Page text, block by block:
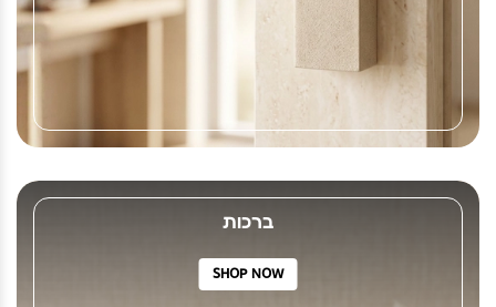
ברכות
SHOP NOW